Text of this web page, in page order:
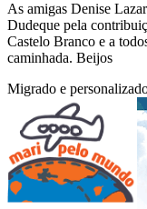
As amigas Denise
Dudeque pela
Castelo Branco e a
caminhada. Beijos
Migrado e